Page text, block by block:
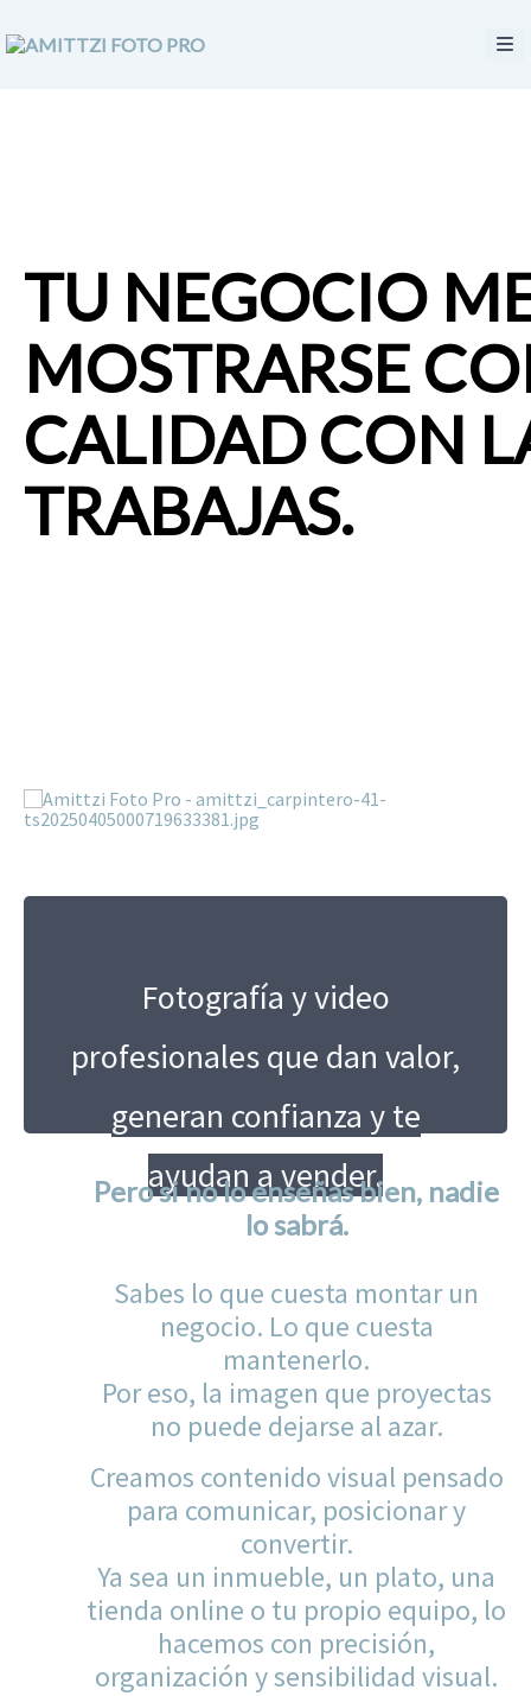
TU NEGOCIO
MOSTRARSE
CALIDADCON
TRABAJAS.
Fotografía y video
profesionales que dan valor,
generan confianza y te
ayudan a vender.
Pero si no lo enseñas bien, nadie
lo sabrá.
Sabes lo que cuesta montar un
negocio. Lo que cuesta
mantenerlo.
Por eso, la imagen que proyectas
no puede dejarse al azar.
Creamos contenido visual pensado
para comunicar, posicionar y
convertir.
Ya sea un inmueble, un plato, una
tienda online o tu propio equipo, lo
hacemos con precisión,
organización y sensibilidad visual.